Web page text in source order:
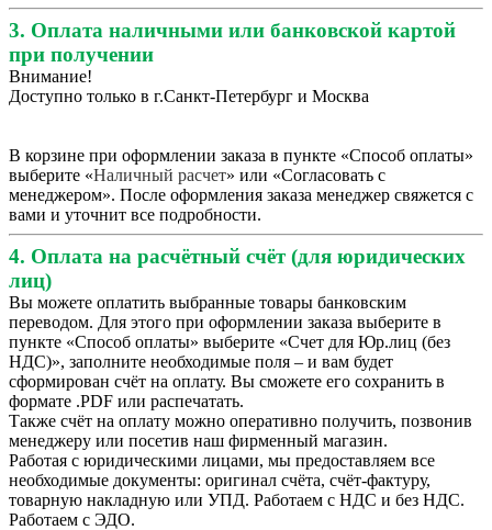
3. Оплата наличными или банковской картой
при получении
Внимание!
Доступно только в г.Санкт-Петербург и Москва
В корзине при оформлении заказа в пункте «Способ оплаты»
выберите «Наличный расчет» или «Согласовать с
менеджером». После оформления заказа менеджер свяжется с
вами и уточнит все подробности.
4. Оплата на расчётный счёт (для юридических
лиц)
Вы можете оплатить выбранные товары банковским
переводом. Для этого при оформлении заказа выберите в
пункте «Способ оплаты» выберите «Счет для Юр.лиц (без
НДС)», заполните необходимые поля – и вам будет
сформирован счёт на оплату. Вы сможете его сохранить в
формате .PDF или распечатать.
Также счёт на оплату можно оперативно получить, позвонив
менеджеру или посетив наш фирменный магазин.
Работая с юридическими лицами, мы предоставляем все
необходимые документы: оригинал счёта, счёт-фактуру,
товарную накладную или УПД. Работаем с НДС и без НДС.
Работаем с ЭДО.